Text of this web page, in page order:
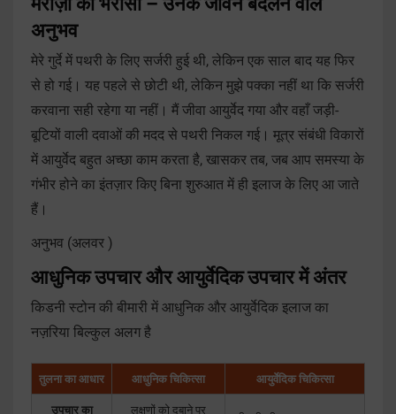
अनुभव
मेरे गुर्दे में पथरी के लिए सर्जरी हुई थी, लेकिन एक साल बाद यह फिर
से हो गई। यह पहले से छोटी थी, लेकिन मुझे पक्का नहीं था कि सर्जरी
करवाना सही रहेगा या नहीं। मैं जीवा आयुर्वेद गया और वहाँ जड़ी-
बूटियों वाली दवाओं की मदद से पथरी निकल गई। मूत्र संबंधी विकारों
में आयुर्वेद बहुत अच्छा काम करता है, खासकर तब, जब आप समस्या के
गंभीर होने का इंतज़ार किए बिना शुरुआत में ही इलाज के लिए आ जाते
हैं।
अनुभव (अलवर )
आधुनिक उपचार और आयुर्वेदिक उपचार में अंतर
किडनी स्टोन की बीमारी में आधुनिक और आयुर्वेदिक इलाज का
नज़रिया बिल्कुल अलग है
तुलना का आधार आधुनिक चिकित्सा आयुर्वेदिक चिकित्सा
उपचार का लक्षणों को दबाने पर